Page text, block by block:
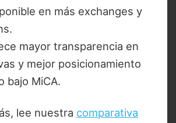
en más exchanges y
mayor transparencia en
y mejor posicionamiento
bajo MiCA.
lee nuestra comparativa